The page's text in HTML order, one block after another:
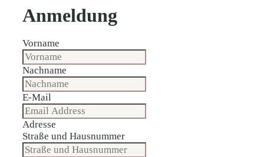
Anmeldung
Vorname
Nachname
E-Mail
Adresse
Straße und Hausnummer